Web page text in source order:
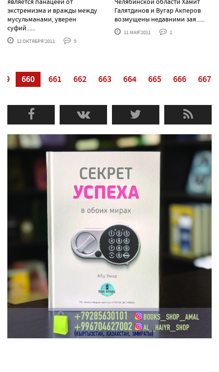
экстремизма и вражды между
мусульманами, уверен
суфий......
12 ОКТЯБРЯ'2011 5
Галятдинов и Вугар Акперов
возмущены недавними зая......
11 МАЯ'2011 2
660 661 662 663 664 665 666 667